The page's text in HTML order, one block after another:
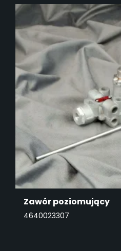
Zawór poziomujący
4640023307